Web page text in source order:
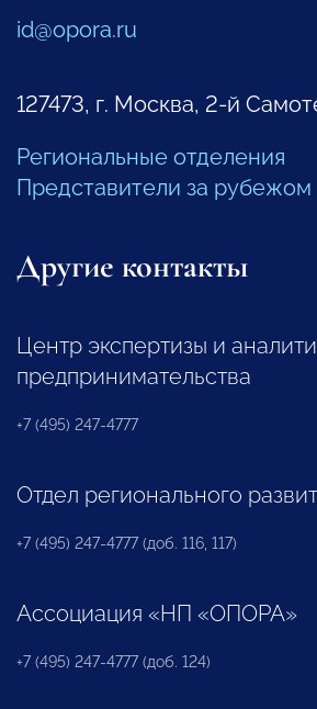
id@opora.ru
127473, г. Москва, 2-й
Региональные отделения
Представители за рубежом
Другие контакты
Центр экспертизы и
предпринимательства
+7 (495) 247-4777
Отдел регионального
+7 (495) 247-4777 (доб. 116, 117)
Ассоциация «НП «ОПОРА»
+7 (495) 247-4777 (доб. 124)